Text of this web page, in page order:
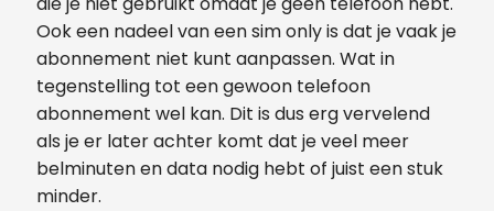
Ook een nadeel van een sim only is dat je vaak je
abonnement niet kunt aanpassen. Wat in
tegenstelling tot een gewoon telefoon
abonnement wel kan. Dit is dus erg vervelend
als je er later achter komt dat je veel meer
belminuten en data nodig hebt of juist een stuk
minder.